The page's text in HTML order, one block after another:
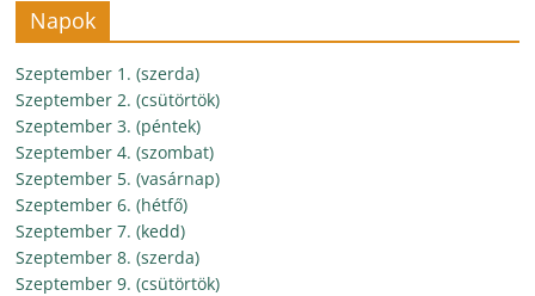
Napok
Szeptember 1. (szerda)
Szeptember 2. (csütörtök)
Szeptember 3. (péntek)
Szeptember 4. (szombat)
Szeptember 5. (vasárnap)
Szeptember 6. (hétfő)
Szeptember 7. (kedd)
Szeptember 8. (szerda)
Szeptember 9. (csütörtök)